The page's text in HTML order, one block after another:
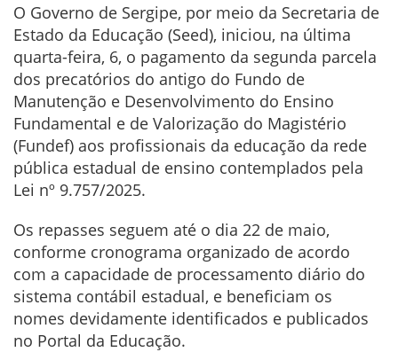
O Governo de Sergipe, por meio da Secretaria de
Estado da Educação (Seed), iniciou, na última
quarta-feira, 6, o pagamento da segunda parcela
dos precatórios do antigo do Fundo de
Manutenção e Desenvolvimento do Ensino
Fundamental e de Valorização do Magistério
(Fundef) aos profissionais da educação da rede
pública estadual de ensino contemplados pela
Lei nº 9.757/2025.
Os repasses seguem até o dia 22 de maio,
conforme cronograma organizado de acordo
com a capacidade de processamento diário do
sistema contábil estadual, e beneficiam os
nomes devidamente identificados e publicados
no Portal da Educação.